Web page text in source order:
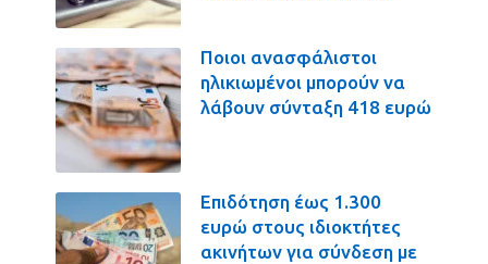
Ποιοι ανασφάλιστοι
ηλικιωμένοι μπορούν να
λάβουν σύνταξη 418 ευρώ
Επιδότηση έως 1.300
ευρώ στους ιδιοκτήτες
ακινήτων για σύνδεση με